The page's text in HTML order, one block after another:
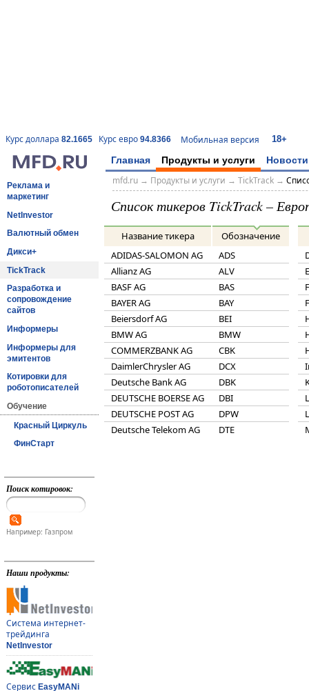
Курс доллара 82.1665 Курс евро 94.8366 Мобильная версия 18+
Главная Продукты и услуги Новости
Реклама и
маркетинг
NetInvestor
Валютный обмен
Дикси+
TickTrack
Разработка и
сопровождение
сайтов
Информеры
Информеры для
эмитентов
Котировки для
роботописателей
Обучение
Красный Циркуль
ФинСтарт
Поиск котировок:
Например: Газпром
Наши продукты:
Система интернет-
трейдинга
NetInvestor
Сервис EasyMANi
mfd.ru→ Продукты и услуги → TickTrack→
Список тикеров TickTrack –
Название тикера
Обозначение
ADIDAS-SALOMON AG
ADS
Allianz AG
ALV
BASF AG
BAS
BAYER AG
BAY
Beiersdorf AG
BEI
BMW AG
BMW
COMMERZBANK AG
CBK
DaimlerChrysler AG
DCX
Deutsche Bank AG
DBK
DEUTSCHE BOERSE AG
DBI
DEUTSCHE POST AG
DPW
Deutsche Telekom AG
DTE